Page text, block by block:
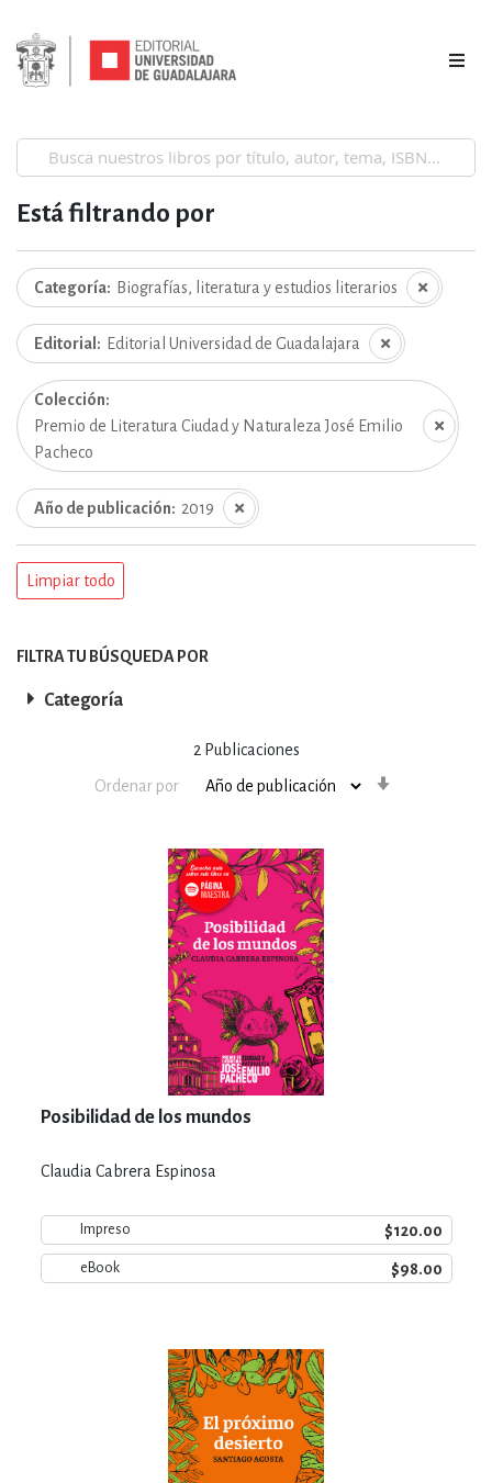
2 Publicaciones
Ordenar por
Posibilidad de los mundos
Claudia Cabrera Espinosa
Impreso $120.00
eBook $98.00
Está filtrando por
Categoría Biografías, literatura y estudios literarios
Editorial Editorial Universidad de Guadalajara
Colección
Premio de Literatura Ciudad y Naturaleza José Emilio
Pacheco
Año de publicación 2019
Limpiar todo
FILTRA TU BÚSQUEDA POR
Categoría